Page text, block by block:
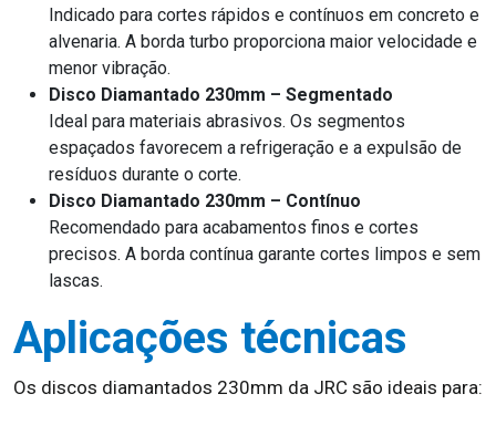
Indicado para cortes rápidos e contínuos em concreto e
alvenaria. A borda turbo proporciona maior velocidade e
menor vibração.
Disco Diamantado 230mm – Segmentado
Ideal para materiais abrasivos. Os segmentos
espaçados favorecem a refrigeração e a expulsão de
resíduos durante o corte.
Disco Diamantado 230mm – Contínuo
Recomendado para acabamentos finos e cortes
precisos. A borda contínua garante cortes limpos e sem
lascas.
Aplicações técnicas
Os discos diamantados 230mm da JRC são ideais para: